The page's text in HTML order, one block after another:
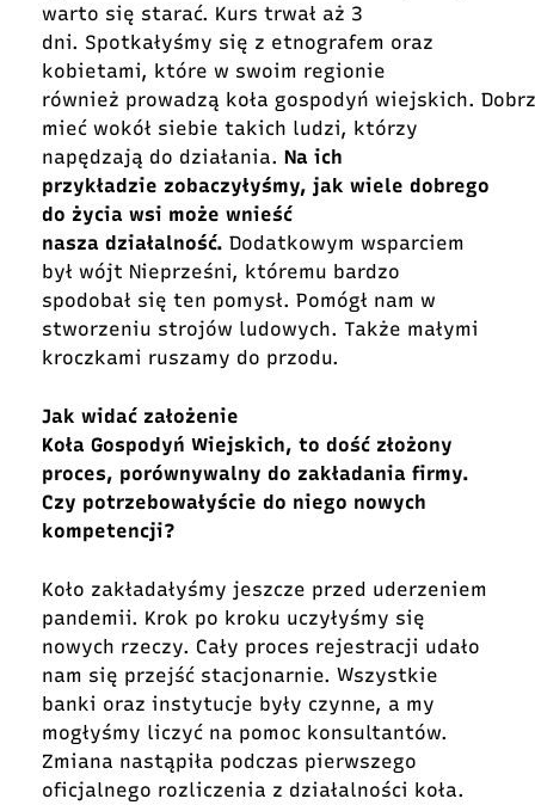
warto się starać. Kurs trwał aż 3
dni. Spotkałyśmy się z etnografem oraz
kobietami, które w swoim regionie
również prowadzą koła gospodyń wiejskich.
mieć wokół siebie takich ludzi, którzy
napędzają do działania. Na ich
przykładzie zobaczyłyśmy, jak wiele dobrego
do życia wsi może wnieść
nasza działalność. Dodatkowym wsparciem
był wójt Nieprześni, któremu bardzo
spodobał się ten pomysł. Pomógł nam w
stworzeniu strojów ludowych. Także małymi
kroczkami ruszamy do przodu.
Jak widać założenie
Koła Gospodyń Wiejskich, to dość złożony
proces, porównywalny do zakładania firmy.
Czy potrzebowałyście do niego nowych
kompetencji?
Koło zakładałyśmy jeszcze przed uderzeniem
pandemii. Krok po kroku uczyłyśmy się
nowych rzeczy. Cały proces rejestracji udało
nam się przejść stacjonarnie. Wszystkie
banki oraz instytucje były czynne, a my
mogłyśmy liczyć na pomoc konsultantów.
Zmiana nastąpiła podczas pierwszego
oficjalnego rozliczenia z działalności koła.